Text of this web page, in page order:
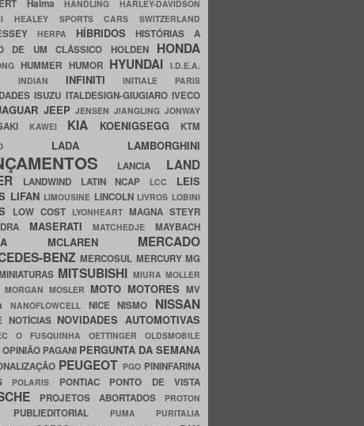
HaimaHANDLINGHARLEY-DAVIDSON
HEALEY SPORTS CARS SWITZERLAND
HERPA HÍBRIDOSHISTÓRIAS A
DE UM CLÁSSICO HOLDEN HONDA
HUMMER HUMOR HYUNDAI I.D.E.A.
INDIAN INFINITIINITIALE PARIS
ISUZU ITALDESIGN-GIUGIAROIVECO
JEEPJENSENJIANGLINGJONWAY
KAWEI KIA KOENIGSEGG KTM
LADA LAMBORGHINI
LANCIA LAND
LANDWIND LATIN NCAP LCC LEIS
LIFAN LIMOUSINE LINCOLN LIVROS LOBINI
LOW COST LYONHEART MAGNA STEYR
MASERATIMATCHEDJEMAYBACH
MCLAREN MERCADO
BENZMERCOSUL MERCURYMG
MITSUBISHI MIURA MOLLER
MORGAN MOSLER MOTO MOTORES MV
NANOFLOWCELL NICENISMO NISSAN
NOTÍCIAS NOVIDADES AUTOMOTIVAS
O FUSQUINHA OETTINGER OLDSMOBILE
OPINIÃO PAGANI PERGUNTA DA SEMANA
PEUGEOT PGO PININFARINA
POLARIS PONTIAC PONTO DE VISTA
PROJETOS ABORTADOS PROTON
PUBLIEDITORIAL PUMA PURITALIA